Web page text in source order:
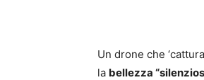
Un drone che
la bellezza